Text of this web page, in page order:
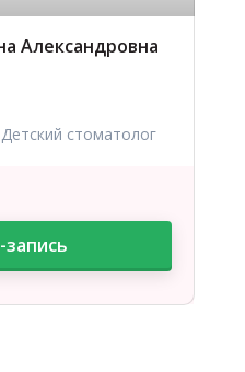
Александровна
стоматолог